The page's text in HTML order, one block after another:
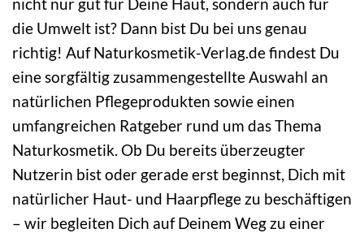
die Umwelt ist? Dann bist Du bei uns genau
richtig! Auf Naturkosmetik-Verlag.de findest Du
eine sorgfältig zusammengestellte Auswahl an
natürlichen Pflegeprodukten sowie einen
umfangreichen Ratgeber rund um das Thema
Naturkosmetik. Ob Du bereits überzeugter
Nutzerin bist oder gerade erst beginnst, Dich mit
natürlicher Haut- und Haarpflege zu beschäftigen
– wir begleiten Dich auf Deinem Weg zu einer